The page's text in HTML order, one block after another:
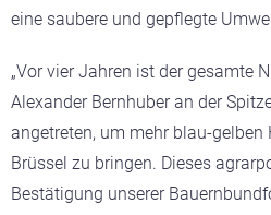
eine saubere und gepflegte
„Vor vier Jahren ist der gesamte
Alexander Bernhuber an der
angetreten, um mehr blau-gelben
Brüssel zu bringen. Dieses
Bestätigung unserer